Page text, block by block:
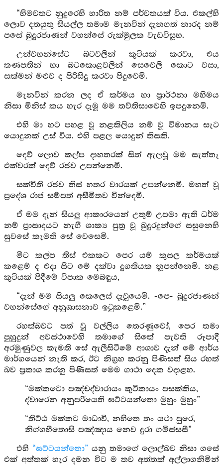
“හිමවතට නුදුරෙහි හාරිත නම් පර්වතයක් විය. එකල්හි
ලොව දතයුතු සියල්ල තමාම මැනවින් දැනගත් නාරද නම්
පසේ බුදුරජාණන් වහන්සේ රුක්මුලක වැඩවිසූහ.
උන්වහන්සේට බටවලින් කුටියක් කරවා, එය
තණපතින් හා බටකොළවලින් සෙවෙලි කොට වසා,
සක්මන් මළුව ද පිරිසිදු කරවා පිදුවෙමි.
මැනවින් කරන ලද ඒ කර්මය හා ප්‍රාර්ථනා මහිමය
නිසා මිනිස් කය හැර දැමූ මම තව්තිසාවෙහි ඉපදුනෙමි.
එහි මා හට පහළ වූ නළකිලිය නම් වූ විමානය සැට
යොදුනක් උස් විය. එහි පළල යොදුන් තිසකි.
දෙව් ලොව කල්ප දාහතරක් සිත් ඇලවූ මම සැත්තෑ
එක්වරක් දෙව් රජව උපන්නෙමි.
සක්විති රජව තිස් හතර වාරයක් උපන්නෙමි. මහත් වූ
ප්‍රදේශ රාජ සම්පත් අසීමිතව වින්දෙමි.
ඒ මම දැන් සියලු ආකාරයෙන් උතුම් උපමා ඇති ධර්ම
නම් ප්‍රාසාදයට නැගී ශාක්‍ය පුත්‍ර වූ බුදුරදුන්ගේ සසුනෙහි
සුවසේ කැමති සේ වෙසෙමි.
මීට කල්ප තිස් එකකට පෙර යම් කුසල කර්මයක්
කළෙම් ද එදා සිට මේ දක්වා දුගතියක නූපන්නෙමි. නළ
කුටියක් පිදීමේ විපාක මෙබඳුය,
“දැන් මම සියලු කෙලෙස් දැවූයෙමි. -පෙ- බුදුරජාණන්
වහන්සේගේ අනුශාසනාව ඉටුකළෙමි.”
රහත්බවට පත් වූ වල්ලිය තෙරණුවෝ, පෙර තමා
පුහුදුන් අවස්ථාවෙහි තමාගේ සිතේ පැවති රූපාදී
අරමුණුවල කැමති සේ ඇලීසිටීමේ ආශාව දැන් මේ ආර්ය
මාර්ගයෙන් නැති කර, ඊට නිග්‍රහ කරනු පිණිසත් සිය රහත්
බව ප්‍රකාශ කරනු පිණිසත් මෙම ගාථා දෙක වදාළහ.
“මක්කටො පඤ්චද්වාරායං කුටිකායං පසක්කිය,
ද්වාරෙන අනුපරියෙති ඝට්ටයන්තො මුහුං මුහුං”
“තිට්ඨ මක්කට මාධාවි, නහිතෙ තං යථා පුරෙ,
නිග්ගහීතොසි පඤ්ඤාය නෙව දුරා ගමිස්සසී”
එහි “ඝට්ටයන්තො” යනු තමාගේ ලොල්බව නිසා ගසේ
එක් අත්තක් හැර දමන විට ම තව අත්තක් අල්ලාගනිමින්